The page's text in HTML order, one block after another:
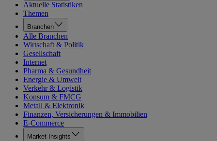
Aktuelle Statistiken
Themen
Branchen
Alle Branchen
Wirtschaft & Politik
Gesellschaft
Internet
Pharma & Gesundheit
Energie & Umwelt
Verkehr & Logistik
Konsum & FMCG
Metall & Elektronik
Finanzen, Versicherungen & Immobilien
E-Commerce
Market Insights